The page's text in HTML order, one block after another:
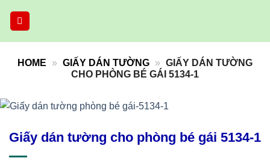
HOME » GIẤY DÁN TƯỜNG » GIẤY DÁN TƯỜNG
CHO PHÒNG BÉ GÁI 5134-1
Giấy dán tường cho phòng bé gái 5134-1